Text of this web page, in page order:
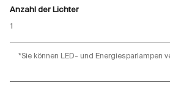
Anzahl der Lichter
1
*Sie können LED- und Energiesparlampen